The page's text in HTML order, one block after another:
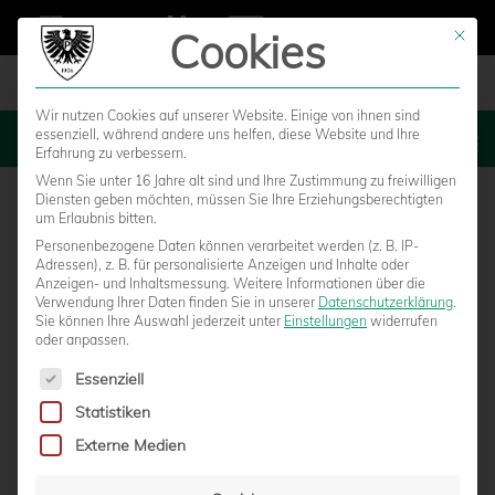
MENU
BUNDESLIGA-REFEREE BENJAMIN BRAND
Mit
Cookies
Wir nutzen Cookies auf unserer Website. Einige von ihnen sind
essenziell, während andere uns helfen, diese Website und Ihre
Erfahrung zu verbessern.
Wenn Sie unter 16 Jahre alt sind und Ihre Zustimmung zu freiwilligen
Diensten geben möchten, müssen Sie Ihre Erziehungsberechtigten
um Erlaubnis bitten.
Personenbezogene Daten können verarbeitet werden (z. B. IP-
Adressen), z. B. für personalisierte Anzeigen und Inhalte oder
Anzeigen- und Inhaltsmessung. Weitere Informationen über die
Verwendung Ihrer Daten finden Sie in unserer Datenschutzerklärung.
Sie können Ihre Auswahl jederzeit unter Einstellungen widerrufen
oder anpassen.
Es folgt eine Liste der Service-Gruppen, für die eine
Essenziell
Statistiken
Externe Medien